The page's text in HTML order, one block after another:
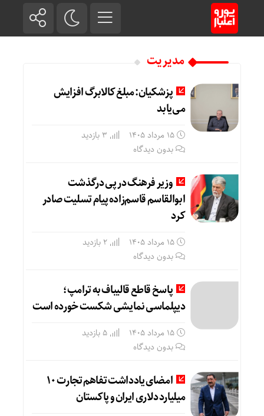
مدیریت
پزشکیان: مبلغ کالابرگ افزایش
می‌یابد
15 مرداد 1405
بدون دیدگاه
وزیر فرهنگ در پی درگذشت
ابوالقاسم قاسم‌زاده پیام تسلیت صادر
کرد
15 مرداد 1405
بدون دیدگاه
پاسخ قاطع قالیباف به ترامپ؛
دیپلماسی نمایشی شکست خورده است
15 مرداد 1405
بدون دیدگاه
امضای یادداشت تفاهم تجارت ۱۰
میلیارد دلاری ایران و پاکستان